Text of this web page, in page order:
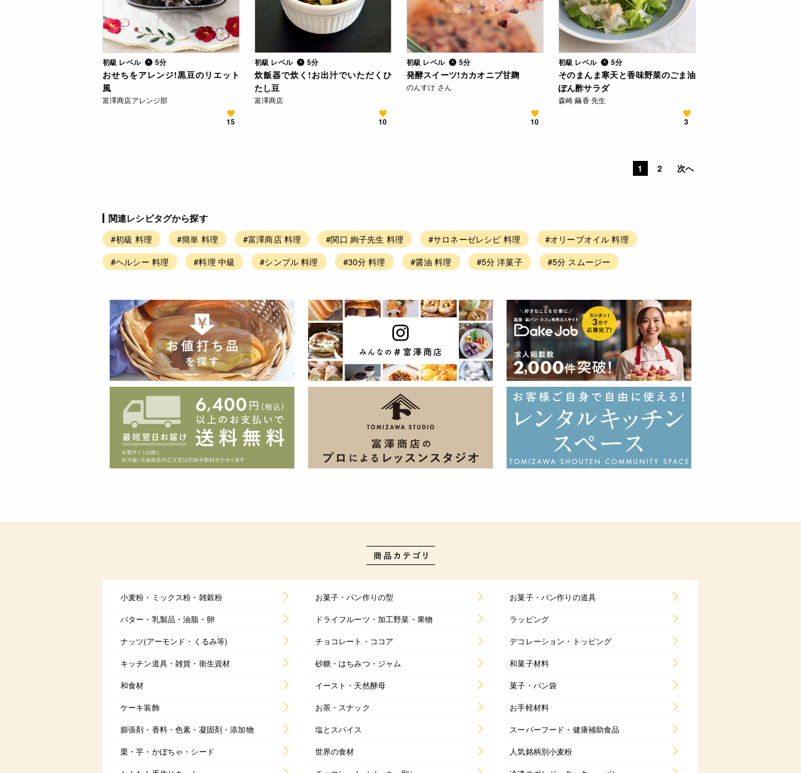
初級 レベル 5分
おせちをアレンジ!黒豆のリエット
風
富澤商店アレンジ部
15
初級 レベル 5分
炊飯器で炊く!お出汁でいただくひ
たし豆
富澤商店
10
初級 レベル 5分
発酵スイーツ!カカオニブ甘麹
のんすけ さん
10
初級 レベル 5分
そのまんま寒天と香味野菜のごま油
ぽん酢サラダ
森崎 繭香 先生
3
1 2 次へ
関連レシピタグから探す
#初級 料理 #簡単 料理 #富澤商店 料理 #関口 絢子先生 料理 #サロネーゼレシピ 料理
#オリーブオイル 料理
#ヘルシー 料理
#料理 中級 #シンプル 料理 #30分 料理 #醤油 料理 #5分 洋菓子 #5分 スムージー
小麦粉・ミックス粉・雑穀粉 お菓子・パン作りの型
お菓子・パン作りの道具
バター・乳製品・油脂・卵
ドライフルーツ・加工野菜・果物
ラッピング
ナッツ(アーモンド・くるみ等)
チョコレート・ココア
デコレーション・トッピング
キッチン道具・雑貨・衛生資材
砂糖・はちみつ・ジャム
和菓子材料
和食材
イースト・天然酵母
菓子・パン袋
ケーキ装飾
お茶・スナック
お手軽材料
膨張剤・香料・色素・凝固剤・添加物
塩とスパイス
スーパーフード・健康補助食品
栗・芋・かぼちゃ・シード
世界の食材
人気銘柄別小麦粉